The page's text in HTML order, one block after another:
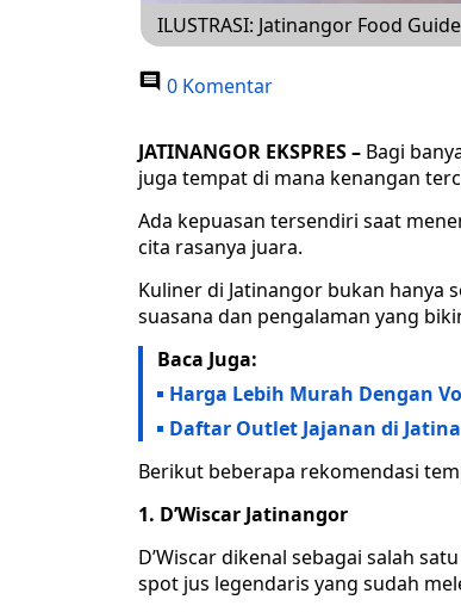
ILUSTRASI: Jatinangor Food
0 Komentar
JATINANGOR EKSPRES – Bagi
juga tempat di mana kenangan
Ada kepuasan tersendiri saat
cita rasanya juara.
Kuliner di Jatinangor bukan hanya
suasana dan pengalaman yang
Baca Juga:
Harga Lebih Murah Dengan
Daftar Outlet Jajanan di
Berikut beberapa rekomendasi
1. D’Wiscar Jatinangor
D’Wiscar dikenal sebagai salah
spot jus legendaris yang sudah